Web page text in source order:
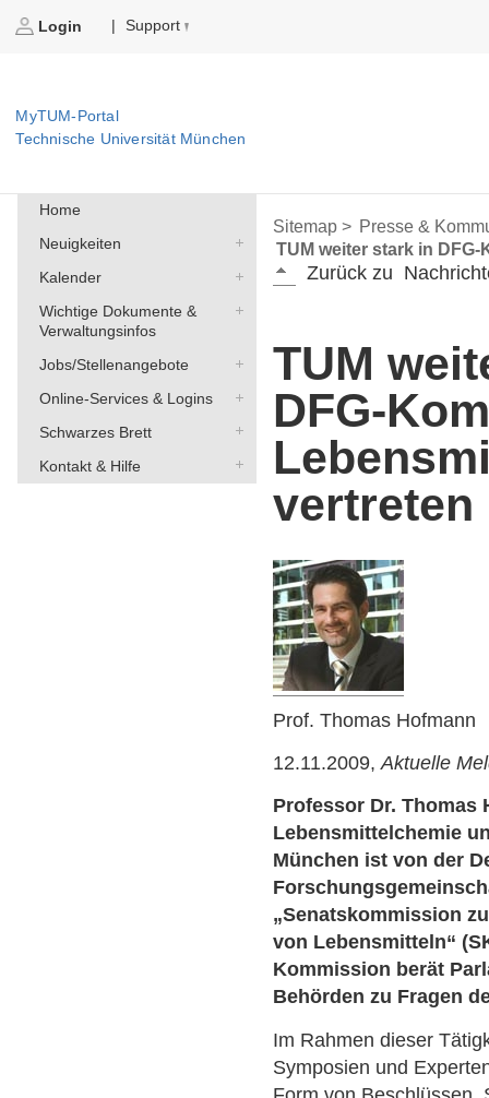
Login | Support
MyTUM-Portal
Technische Universität München
Home
Neuigkeiten
Kalender
Wichtige Dokumente &
Verwaltungsinfos
Jobs/Stellenangebote
Online-Services & Logins
Schwarzes Brett
Kontakt & Hilfe
Sitemap > Presse &
TUM weiter stark in
Zurück zu
TUM
DFG-
vertreten
Prof. Thomas Hofmann
12.11.2009,Aktuelle
Professor Dr. Thomas
Lebensmittelchemie
München ist von der
„Senatskommission
von Lebensmitteln“
Kommission berät
Behörden zu Fragen
Im Rahmen dieser
Symposien und